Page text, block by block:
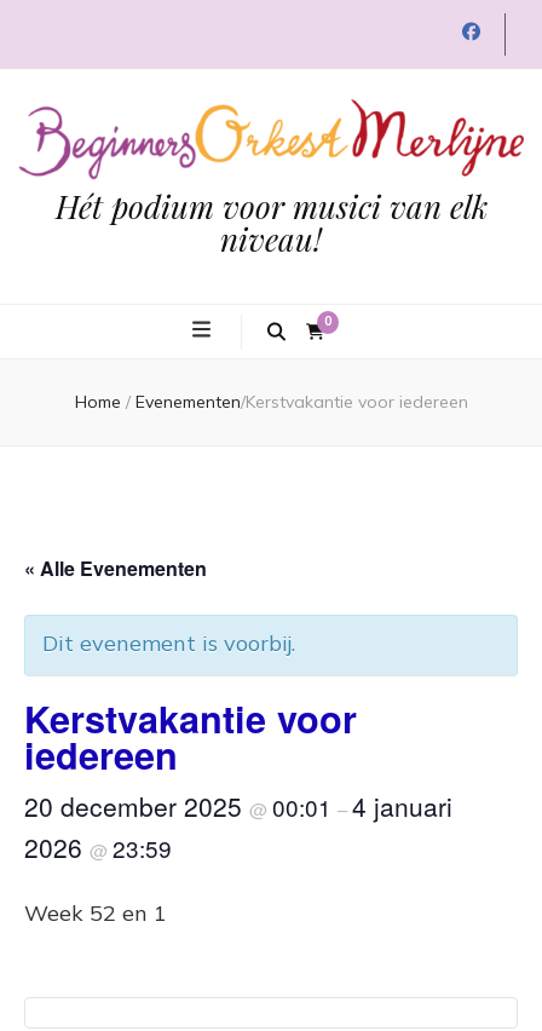
Hét podium voor musici van elk
niveau!
0
Home / Evenementen/Kerstvakantie voor iedereen
« Alle Evenementen
Dit evenement is voorbij.
Kerstvakantie voor
iedereen
20 december 2025 @ 00:01 –4 januari
2026 @ 23:59
Week 52 en 1